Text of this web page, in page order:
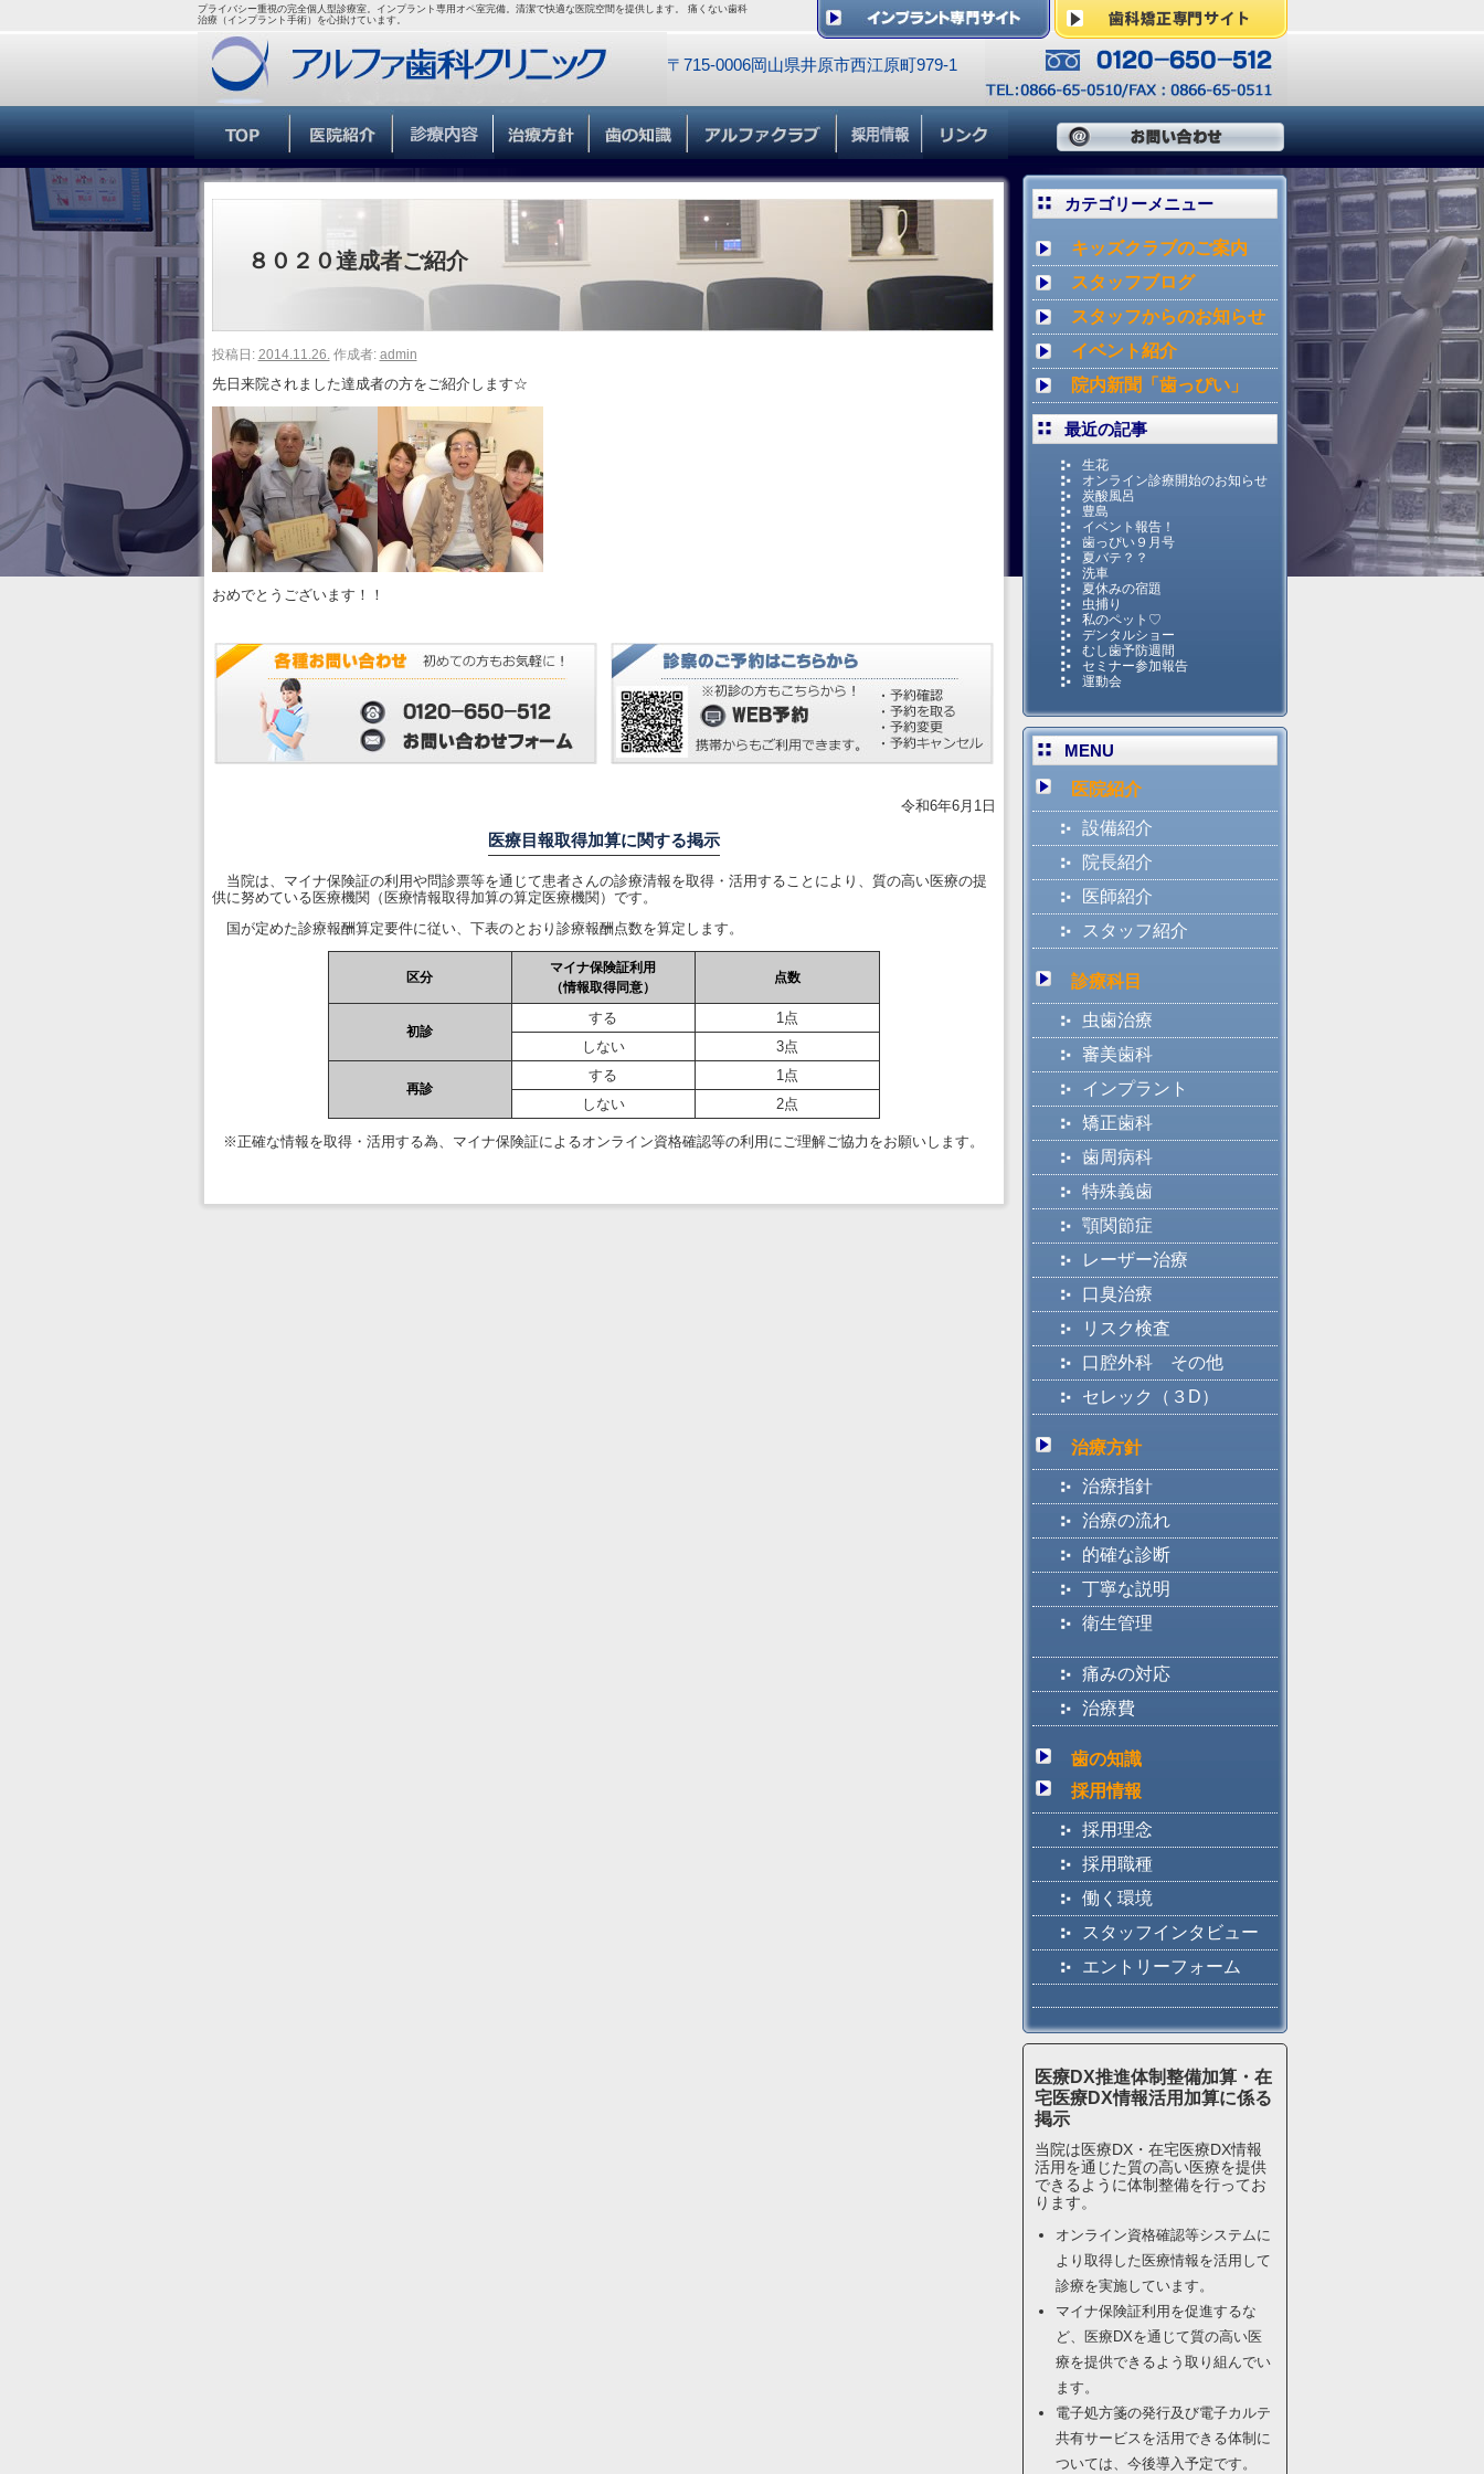
プライバシー重視の完全個人型診療室。インプラント専用オペ室完備。清潔で快適な医院空間を提供します。 痛くない歯科
治療（インプラント手術）を心掛けています。
〒715-0006岡山県井原市西江原町979-1
８０２０達成者ご紹介
投稿日: 2014.11.26. 作成者: admin
先日来院されました達成者の方をご紹介します☆
おめでとうございます！！
令和6年6月1日
医療目報取得加算に関する掲示
当院は、マイナ保険証の利用や問診票等を通じて患者さんの診療清報を取得・活用することにより、質の高い医療の提
供に努めている医療機関（医療情報取得加算の算定医療機関）です。
国が定めた診療報酬算定要件に従い、下表のとおり診療報酬点数を算定します。
区分
マイナ保険証利用
（情報取得同意）
点数
初診
する
1点
しない
3点
再診
する
1点
しない
2点
※正確な情報を取得・活用する為、マイナ保険証によるオンライン資格確認等の利用にご理解ご協力をお願いします。
カテゴリーメニュー
キッズクラブのご案内
スタッフブログ
スタッフからのお知らせ
イベント紹介
院内新聞「歯っぴい」
最近の記事
生花
オンライン診療開始のお知らせ
炭酸風呂
豊島
イベント報告！
歯っぴい９月号
夏バテ？？
洗車
夏休みの宿題
虫捕り
私のペット♡
デンタルショー
むし歯予防週間
セミナー参加報告
運動会
MENU
医院紹介
設備紹介
院長紹介
医師紹介
スタッフ紹介
診療科目
虫歯治療
審美歯科
インプラント
矯正歯科
歯周病科
特殊義歯
顎関節症
レーザー治療
口臭治療
リスク検査
口腔外科 その他
セレック（３D）
治療方針
治療指針
治療の流れ
的確な診断
丁寧な説明
衛生管理
痛みの対応
治療費
歯の知識
採用情報
採用理念
採用職種
働く環境
スタッフインタビュー
エントリーフォーム
医療DX推進体制整備加算・在
宅医療DX情報活用加算に係る
掲示
当院は医療DX・在宅医療DX情報
活用を通じた質の高い医療を提供
できるように体制整備を行ってお
ります。
オンライン資格確認等システムに
より取得した医療情報を活用して
診療を実施しています。
マイナ保険証利用を促進するな
ど、医療DXを通じて質の高い医
療を提供できるよう取り組んでい
ます。
電子処方箋の発行及び電子カルテ
共有サービスを活用できる体制に
ついては、今後導入予定です。